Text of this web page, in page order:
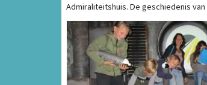
Admiraliteitshuis. De geschiedenis van